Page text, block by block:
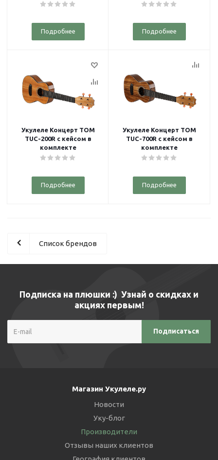
Подробнее Подробнее
Укулеле Концерт TOM
TUC-200R с кейсом в
комплекте
Подробнее
Укулеле Концерт TOM
TUC-700R с кейсом в
комплекте
Подробнее
Список брендов
Подписка на плюшки :) Узнай о скидках и
акциях первым!
Магазин Укулеле.ру
Новости
Уку-блог
Производители
Отзывы наших клиентов